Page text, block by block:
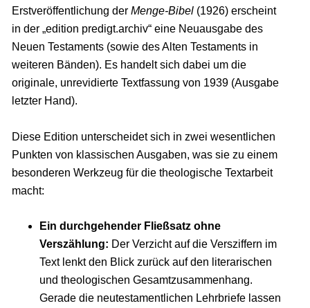
Erstveröffentlichung der Menge-Bibel(1926) erscheint
in der „edition predigt.archiv“ eine Neuausgabe des
Neuen Testaments (sowie des Alten Testaments in
weiteren Bänden). Es handelt sich dabei um die
originale, unrevidierte Textfassung von 1939 (Ausgabe
letzter Hand).
Diese Edition unterscheidet sich in zwei wesentlichen
Punkten von klassischen Ausgaben, was sie zu einem
besonderen Werkzeug für die theologische Textarbeit
macht:
Ein durchgehender Fließsatz ohne
Verszählung: Der Verzicht auf die Versziffern im
Text lenkt den Blick zurück auf den literarischen
und theologischen Gesamtzusammenhang.
Gerade die neutestamentlichen Lehrbriefe lassen